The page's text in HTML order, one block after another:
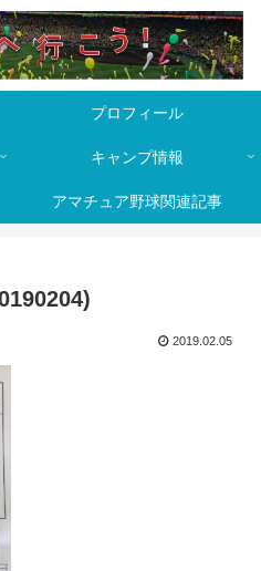
プロフィール
キャンプ情報
アマチュア野球関連記事
2019.02.05